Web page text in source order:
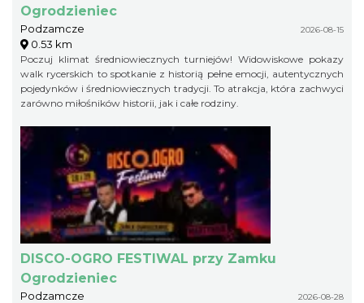
Ogrodzieniec
Podzamcze 2026-08-15
0.53 km
Poczuj klimat średniowiecznych turniejów! Widowiskowe pokazy
walk rycerskich to spotkanie z historią pełne emocji, autentycznych
pojedynków i średniowiecznych tradycji. To atrakcja, która zachwyci
zarówno miłośników historii, jak i całe rodziny.
DISCO-OGRO FESTIWAL przy Zamku
Ogrodzieniec
Podzamcze 2026-08-28